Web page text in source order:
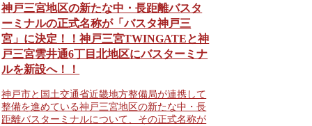
神戸三宮地区の新たな中・長距離バスタ
ーミナルの正式名称が「バスタ神戸三
宮」に決定！！神戸三宮TWINGATEと神
戸三宮雲井通6丁目北地区にバスターミナ
ルを新設へ！！
神戸市と国土交通省近畿地方整備局が連携して
整備を進めている神戸三宮地区の新たな中・長
距離バスターミナルについて、その正式名称が